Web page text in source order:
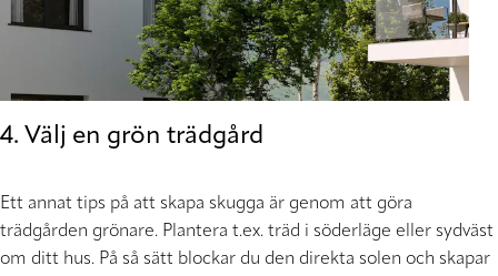
4. Välj en grön trädgård
Ett annat tips på att skapa skugga är genom att göra
trädgården grönare. Plantera t.ex. träd i söderläge eller sydväst
om ditt hus. På så sätt blockar du den direkta solen och skapar